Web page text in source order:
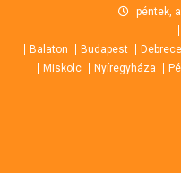
content
péntek,
Balaton Budapest
Miskolc
Nyíregyháza